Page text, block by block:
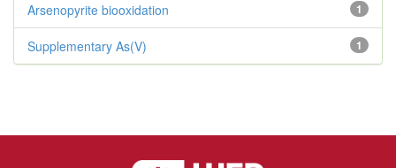
1
Arsenopyrite biooxidation
1
Supplementary As(V)